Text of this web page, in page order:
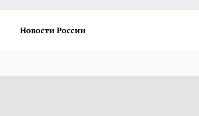
Новости России